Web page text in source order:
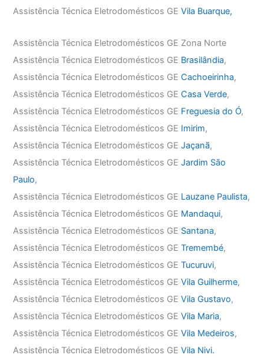
Assistência Técnica Eletrodomésticos GEVila Buarque,
Assistência Técnica Eletrodomésticos GE Zona Norte
Assistência Técnica Eletrodomésticos GE Brasilândia,
Assistência Técnica Eletrodomésticos GECachoeirinha,
Assistência Técnica Eletrodomésticos GECasa Verde,
Assistência Técnica Eletrodomésticos GE Freguesia do Ó,
Assistência Técnica Eletrodomésticos GE Imirim,
Assistência Técnica Eletrodomésticos GEJaçanã,
Assistência Técnica Eletrodomésticos GEJardim São
Paulo,
Assistência Técnica Eletrodomésticos GE Lauzane Paulista,
Assistência Técnica Eletrodomésticos GE Mandaqui,
Assistência Técnica Eletrodomésticos GE Santana,
Assistência Técnica Eletrodomésticos GETremembé,
Assistência Técnica Eletrodomésticos GETucuruvi,
Assistência Técnica Eletrodomésticos GEVila Guilherme,
Assistência Técnica Eletrodomésticos GEVila Gustavo,
Assistência Técnica Eletrodomésticos GEVila Maria,
Assistência Técnica Eletrodomésticos GEVila Medeiros,
Assistência Técnica Eletrodomésticos GEVila Nivi.